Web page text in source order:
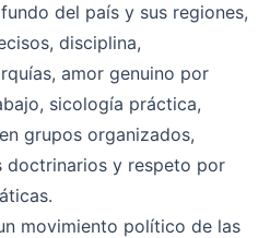
del país y sus regiones,
disciplina,
amor genuino por
sicología práctica,
grupos organizados,
doctrinarios y respeto por
movimiento político de las